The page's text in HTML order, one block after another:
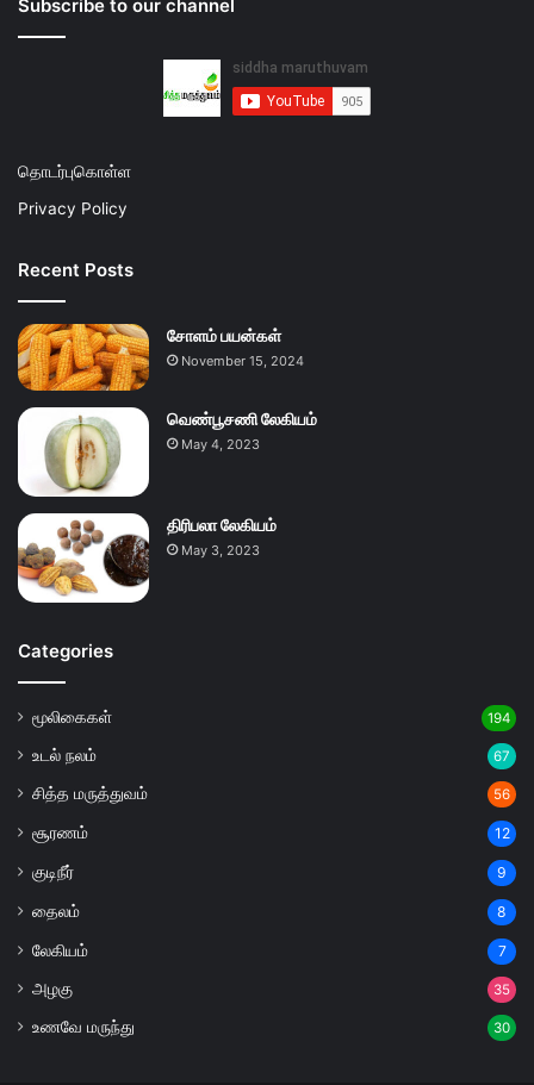
Subscribe to our channel
தொடர்புகொள்ள
Privacy Policy
Recent Posts
சோளம் பயன்கள்
November 15, 2024
வெண்பூசணி லேகியம்
May 4, 2023
திரிபலா லேகியம்
May 3, 2023
Categories
மூலிகைகள் 194
உடல் நலம் 67
சித்த மருத்துவம் 56
சூரணம் 12
குடிநீர் 9
தைலம் 8
லேகியம் 7
அழகு 35
உணவே மருந்து 30